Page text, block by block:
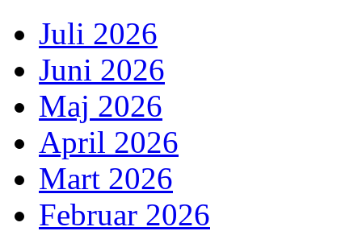
Juli 2026
Juni 2026
Maj 2026
April 2026
Mart 2026
Februar 2026